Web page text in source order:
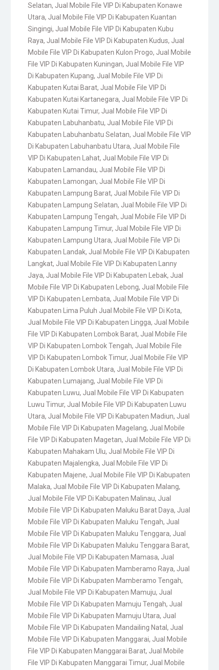
Selatan, Jual Mobile File VIP Di Kabupaten Konawe
Utara, Jual Mobile File VIP Di Kabupaten Kuantan
Singingi, Jual Mobile File VIP Di Kabupaten Kubu
Raya, Jual Mobile File VIP Di Kabupaten Kudus, Jual
Mobile File VIP Di Kabupaten Kulon Progo, Jual Mobile
File VIP Di Kabupaten Kuningan, Jual Mobile File VIP
Di Kabupaten Kupang, Jual Mobile File VIP Di
Kabupaten Kutai Barat, Jual Mobile File VIP Di
Kabupaten Kutai Kartanegara, Jual Mobile File VIP Di
Kabupaten Kutai Timur, Jual Mobile File VIP Di
Kabupaten Labuhanbatu, Jual Mobile File VIP Di
Kabupaten Labuhanbatu Selatan, Jual Mobile File VIP
Di Kabupaten Labuhanbatu Utara, Jual Mobile File
VIP Di Kabupaten Lahat, Jual Mobile File VIP Di
Kabupaten Lamandau, Jual Mobile File VIP Di
Kabupaten Lamongan, Jual Mobile File VIP Di
Kabupaten Lampung Barat, Jual Mobile File VIP Di
Kabupaten Lampung Selatan, Jual Mobile File VIP Di
Kabupaten Lampung Tengah, Jual Mobile File VIP Di
Kabupaten Lampung Timur, Jual Mobile File VIP Di
Kabupaten Lampung Utara, Jual Mobile File VIP Di
Kabupaten Landak, Jual Mobile File VIP Di Kabupaten
Langkat, Jual Mobile File VIP Di Kabupaten Lanny
Jaya, Jual Mobile File VIP Di Kabupaten Lebak, Jual
Mobile File VIP Di Kabupaten Lebong, Jual Mobile File
VIP Di Kabupaten Lembata, Jual Mobile File VIP Di
Kabupaten Lima Puluh Jual Mobile File VIP Di Kota,
Jual Mobile File VIP Di Kabupaten Lingga, Jual Mobile
File VIP Di Kabupaten Lombok Barat, Jual Mobile File
VIP Di Kabupaten Lombok Tengah, Jual Mobile File
VIP Di Kabupaten Lombok Timur, Jual Mobile File VIP
Di Kabupaten Lombok Utara, Jual Mobile File VIP Di
Kabupaten Lumajang, Jual Mobile File VIP Di
Kabupaten Luwu, Jual Mobile File VIP Di Kabupaten
Luwu Timur, Jual Mobile File VIP Di Kabupaten Luwu
Utara, Jual Mobile File VIP Di Kabupaten Madiun, Jual
Mobile File VIP Di Kabupaten Magelang, Jual Mobile
File VIP Di Kabupaten Magetan, Jual Mobile File VIP Di
Kabupaten Mahakam Ulu, Jual Mobile File VIP Di
Kabupaten Majalengka, Jual Mobile File VIP Di
Kabupaten Majene, Jual Mobile File VIP Di Kabupaten
Malaka, Jual Mobile File VIP Di Kabupaten Malang,
Jual Mobile File VIP Di Kabupaten Malinau, Jual
Mobile File VIP Di Kabupaten Maluku Barat Daya, Jual
Mobile File VIP Di Kabupaten Maluku Tengah, Jual
Mobile File VIP Di Kabupaten Maluku Tenggara, Jual
Mobile File VIP Di Kabupaten Maluku Tenggara Barat,
Jual Mobile File VIP Di Kabupaten Mamasa, Jual
Mobile File VIP Di Kabupaten Mamberamo Raya, Jual
Mobile File VIP Di Kabupaten Mamberamo Tengah,
Jual Mobile File VIP Di Kabupaten Mamuju, Jual
Mobile File VIP Di Kabupaten Mamuju Tengah, Jual
Mobile File VIP Di Kabupaten Mamuju Utara, Jual
Mobile File VIP Di Kabupaten Mandailing Natal , Jual
Mobile File VIP Di Kabupaten Manggarai, Jual Mobile
File VIP Di Kabupaten Manggarai Barat, Jual Mobile
File VIP Di Kabupaten Manggarai Timur, Jual Mobile